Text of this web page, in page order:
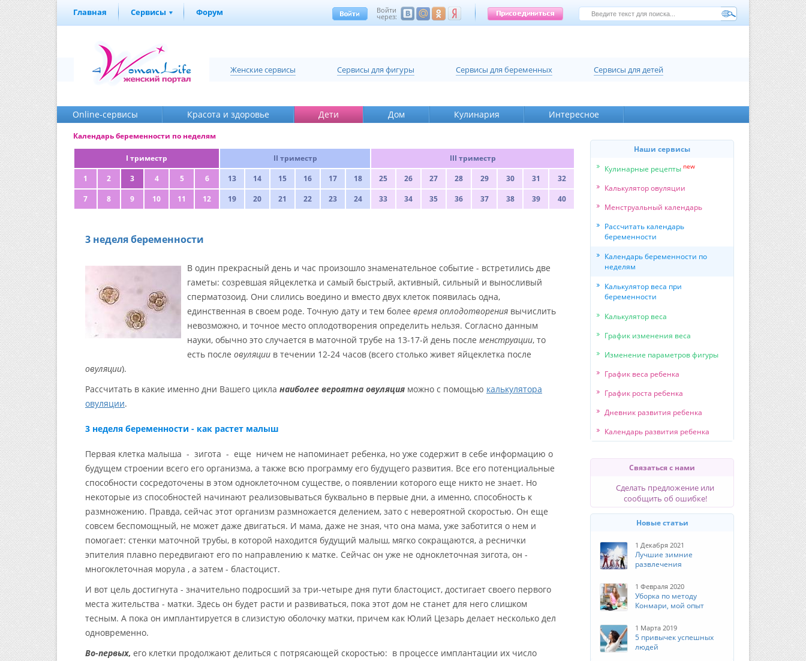
Главная Сервисы Форум Войти
через:
Женские сервисы Cервисы для фигуры Cервисы для беременных Сервисы для детей
Online-cервисы Красота и здоровье Дети Дом Кулинария Интересное
Календарь беременности по неделям
I триместр II триместр
III триместр
1
2 3 4 5 6 13 14 15 16 17 18 25 26 27 28 29 30 31
32
7
8 9 10 11 12 19 20 21 22 23 24 33 34 35 36 37 38 39 40
3 неделя беременности
В один прекрасный день и час произошло знаменательное событие - встретились две
гаметы: созревшая яйцеклетка и самый быстрый, активный, сильный и выносливый
сперматозоид. Они слились воедино и вместо двух клеток появилась одна,
единственная в своем роде. Точную дату и тем более время оплодотворения вычислить
невозможно, и точное место оплодотворения определить нельзя. Согласно данным
науки, обычно это случается в маточной трубе на 13-17-й день после менструации, то
есть после овуляции в течении 12-24 часов (всего столько живет яйцеклетка после
овуляции).
Рассчитать в какие именно дни Вашего цикла наиболее вероятна овуляция можно с помощью калькулятора
овуляции.
3 неделя беременности - как растет малыш
Первая клетка малыша - зигота - еще ничем не напоминает ребенка, но уже содержит в себе информацию о
будущем строении всего его организма, а также всю программу его будущего развития. Все его потенциальные
способности сосредоточены в этом одноклеточном существе, о появлении которого еще никто не знает. Но
некоторые из способностей начинают реализовываться буквально в первые дни, а именно, способность к
размножению. Правда, сейчас этот организм размножается делением, зато с невероятной скоростью. Он еще
совсем беспомощный, не может даже двигаться. И мама, даже не зная, что она мама, уже заботится о нем и
помогает: стенки маточной трубы, в которой находится будущий малыш, мягко сокращаются, а реснички
эпителия плавно передвигают его по направлению к матке. Сейчас он уже не одноклеточная зигота, он -
многоклеточная морула , а затем - бластоцист.
И вот цель достигнута - значительно подросший за три-четыре дня пути бластоцист, достигает своего первого
места жительства - матки. Здесь он будет расти и развиваться, пока этот дом не станет для него слишком
тесным. А пока он имплантируется в слизистую оболочку матки, причем как Юлий Цезарь делает несколько дел
одновременно.
Во-первых, его клетки продолжают делиться с потрясающей скоростью: в процессе имплантации их число
Наши сервисы
Кулинарные рецепты new
Калькулятор овуляции
Менструальный календарь
Рассчитать календарь
беременности
Календарь беременности по
неделям
Калькулятор веса при
беременности
Калькулятор веса
График изменения веса
Изменение параметров фигуры
График веса ребенка
График роста ребенка
Дневник развития ребенка
Календарь развития ребенка
Связаться с нами
Сделать предложение или
сообщить об ошибке!
Новые статьи
1 Декабря 2021
Лучшие зимние
развлечения
1 Февраля 2020
Уборка по методу
Конмари, мой опыт
1 Марта 2019
5 привычек успешных
людей